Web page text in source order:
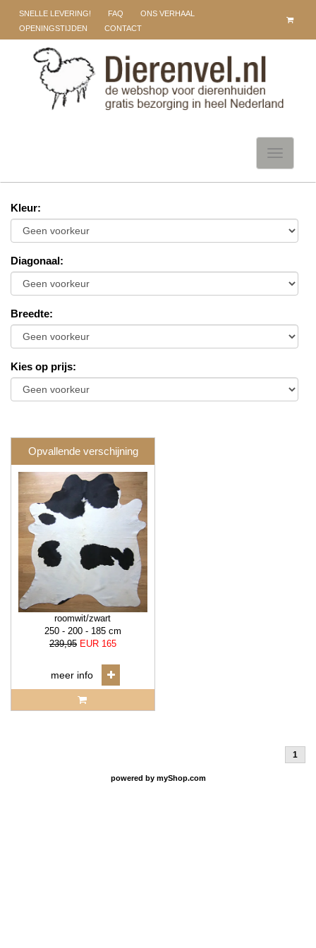
SNELLE LEVERING! FAQ
ONS VERHAAL
OPENINGSTIJDEN
CONTACT
Toggle
Kleur:
Diagonaal:
Breedte:
Kies op prijs:
Opvallende verschijning
roomwit/zwart
250 - 200 - 185 cm
239,95 EUR 165
meer info
1
powered by myShop.com